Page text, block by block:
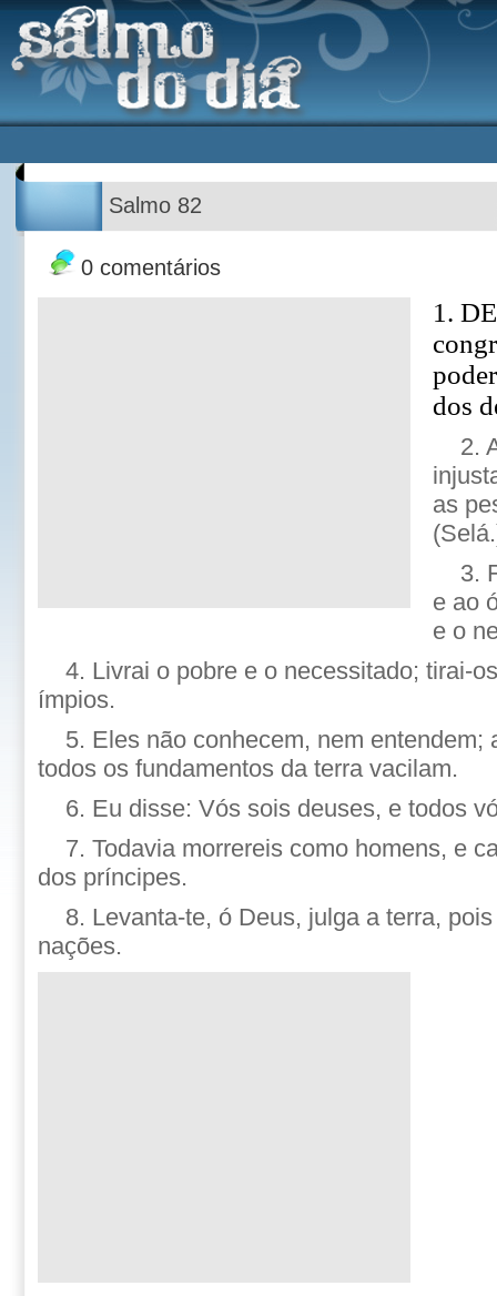
Salmo 82
0 comentários
1.
dos
2.
as
3.
e ao
e o
4. Livrai o pobre e o necessitado; tirai-
ímpios.
5. Eles não conhecem, nem entendem;
todos os fundamentos da terra vacilam.
6. Eu disse: Vós sois deuses, e todos
7. Todavia morrereis como homens, e
dos príncipes.
8. Levanta-te, ó Deus, julga a terra,
nações.